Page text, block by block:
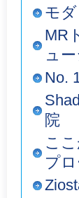
モ
MR
ュ
No.
院
こ
プ